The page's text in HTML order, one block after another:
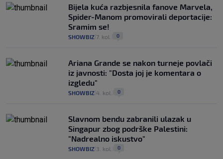
Bijela kuća razbjesnila fanove Marvela,
Spider-Manom promovirali deportacije:
Sramim se!
SHOWBIZ 7. kol. 0
Ariana Grande se nakon turneje povlači
iz javnosti: "Dosta joj je komentara o
izgledu"
SHOWBIZ 4. kol. 0
Slavnom bendu zabranili ulazak u
Singapur zbog podrške Palestini:
"Nadrealno iskustvo"
SHOWBIZ 3. kol. 0